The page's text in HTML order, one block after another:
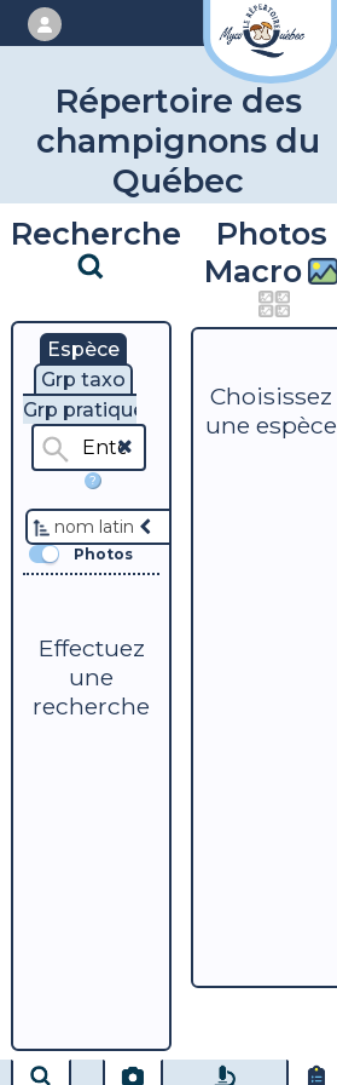
Répertoire des
champignons du
Québec
Recherche
Espèce
Grp taxo
Grp pratique
?
nom latin
Photos
Effectuez
une
recherche
Photos
Macro
Choisissez
une espèce